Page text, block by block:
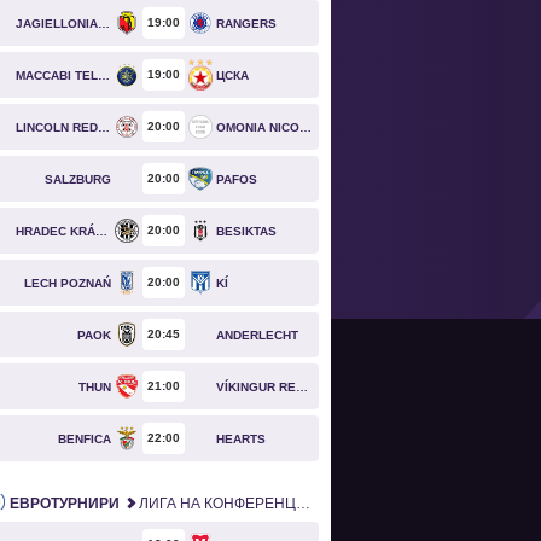
19 00 RANGERS
19 00 ЦСКА
20 00
SALZBURG 20 00 PAFOS
20 00 BESIKTAS
LECH POZNAŃ 20 00 KÍ
PAOK 20 45 ANDERLECHT
THUN 21 00
BENFICA 22 00 HEARTS
ЕВРОТУРНИРИ ЛИГА НА КОНФЕРЕНЦИИТЕ